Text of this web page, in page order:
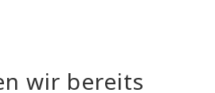
wir bereits